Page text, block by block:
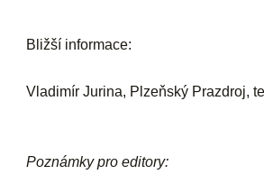
Bližší informace:
Vladimír Jurina, Plzeňský Prazdroj,
Poznámky pro editory: